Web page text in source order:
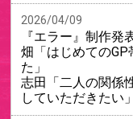
2026/04/09
『エラー』制作発
畑「はじめての
た」
志田「二人の関係
していただきたい